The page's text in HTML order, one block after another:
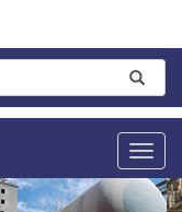
Toggle